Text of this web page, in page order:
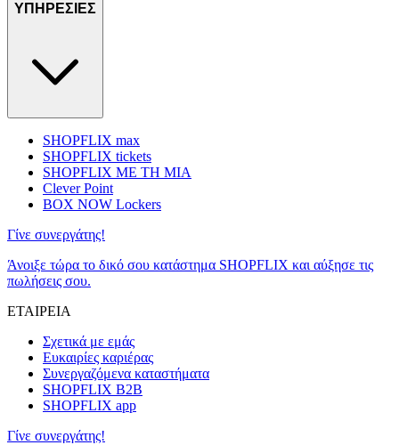
ΥΠΗΡΕΣΙΕΣ
SHOPFLIX max
SHOPFLIX tickets
SHOPFLIX ΜΕ ΤΗ ΜΙΑ
Clever Point
BOX NOW Lockers
Γίνε συνεργάτης!
Άνοιξε τώρα το δικό σου κατάστημα SHOPFLIX και αύξησε τις
πωλήσεις σου.
ΕΤΑΙΡΕΙΑ
Σχετικά με εμάς
Ευκαιρίες καριέρας
Συνεργαζόμενα καταστήματα
SHOPFLIX B2B
SHOPFLIX app
Γίνε συνεργάτης!